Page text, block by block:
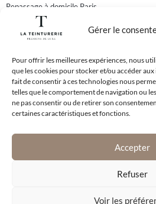
Gérer le
Pour offrir les meilleures expériences, nous
que les cookies pour stocker et/ou accéder
fait de consentir à ces technologies nous
telles que le comportement de navigation ou
ne pas consentir ou de retirer son
certaines caractéristiques et fonctions.
Accepter
Refuser
Voir les
Repassage à domicile Paris
Teinturier Paris
Abonnez-vous à notre newsletter et
meilleures offres!